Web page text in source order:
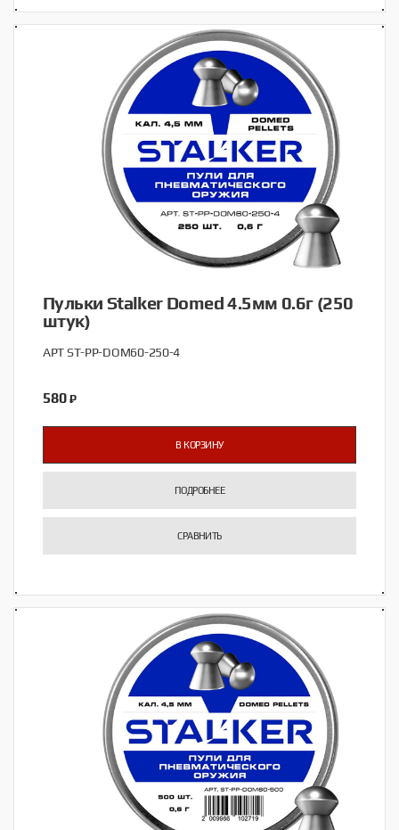
Пульки Stalker Domed 4.5мм 0.6г (250
штук)
АРТ ST-PP-DOM60-250-4
580 ₽
В КОРЗИНУ
ПОДРОБНЕЕ
СРАВНИТЬ